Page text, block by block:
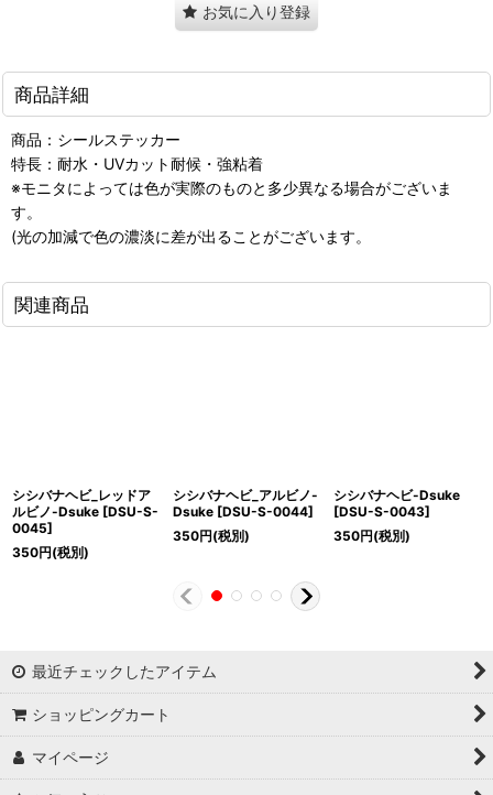
お気に入り登録
商品詳細
商品：シールステッカー
特長：耐水・UVカット耐候・強粘着
※モニタによっては色が実際のものと多少異なる場合がございま
す。
(光の加減で色の濃淡に差が出ることがございます。
関連商品
シシバナヘビ_レッドア
ルビノ-Dsuke [DSU-S-
0045]
350円(税別)
シシバナヘビ_アルビノ-
Dsuke [DSU-S-0044]
350円(税別)
シシバナヘビ-Dsuke
[DSU-S-0043]
350円(税別)
最近チェックしたアイテム
ショッピングカート
マイページ